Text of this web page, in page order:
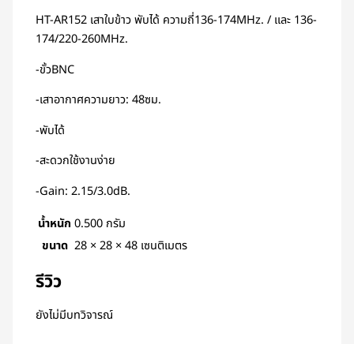
HT-AR152 เสาใบข้าว พับได้ ความถี่136-174MHz. / และ 136-
174/220-260MHz.
-ขั้วBNC
-เสาอากาศความยาว: 48ซม.
-พับได้
-สะดวกใช้งานง่าย
-Gain: 2.15/3.0dB.
น้ำหนัก 0.500 กรัม
ขนาด 28 × 28 × 48 เซนติเมตร
รีวิว
ยังไม่มีบทวิจารณ์